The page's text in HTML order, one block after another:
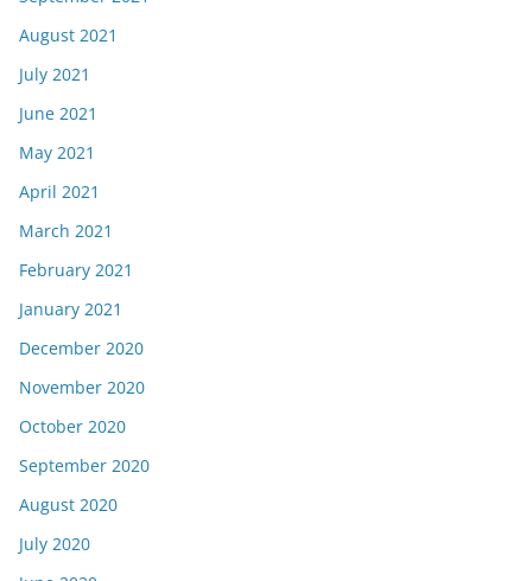
August 2021
July 2021
June 2021
May 2021
April 2021
March 2021
February 2021
January 2021
December 2020
November 2020
October 2020
September 2020
August 2020
July 2020